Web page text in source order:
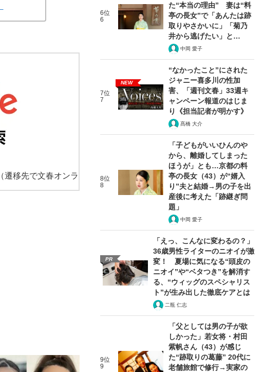
（遷移先で文春オンラ
6位
6
た“本当の理由” 妻は“料
亭の長女”で「あんたは跡
取りやさかいに」「菊乃
井から逃げたい」と…
中岡 愛子
7位
7
NEW
“なかったこと”にされた
ジャニー喜多川の性加
害、「週刊文春」33週キ
ャンペーン報道のはじま
り《担当記者が明かす》
髙橋 大介
8位
8
「子どもがいいひんのや
から、離婚してしまった
ほうが」とも…京都の料
亭の長女（43）が“婿入
り”夫と結婚→男の子を出
産後に考えた「跡継ぎ問
題」
中岡 愛子
PR
「えっ、こんなに変わるの？」
36歳男性ライターのニオイが激
変！ 夏場に気になる“頭皮の
ニオイ”や“ベタつき”を解消す
る、“ウィッグのスペシャリス
ト”が生み出した徹底ケアとは
二瓶 仁志
9位
9
「父としては男の子が欲
しかった」若女将・村田
紫帆さん（43）が感じ
た“跡取りの葛藤” 20代に
老舗旅館で修行→実家の